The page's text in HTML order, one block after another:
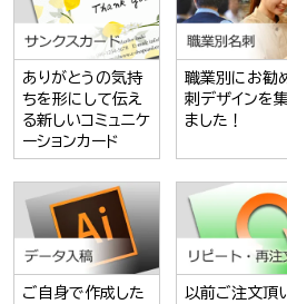
ありがとうの気持
ちを形にして伝え
る新しいコミュニケ
ーションカード
職業別にお勧
刺デザインを
ました！
ご自身で作成した
以前ご注文頂